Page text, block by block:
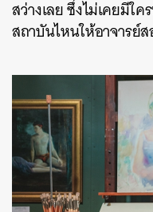
สว่างเลย ซึ่งไม่เคยมีใ
สถาบันไหนให้อาจารย์